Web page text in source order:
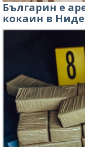
Българин е
кокаин в